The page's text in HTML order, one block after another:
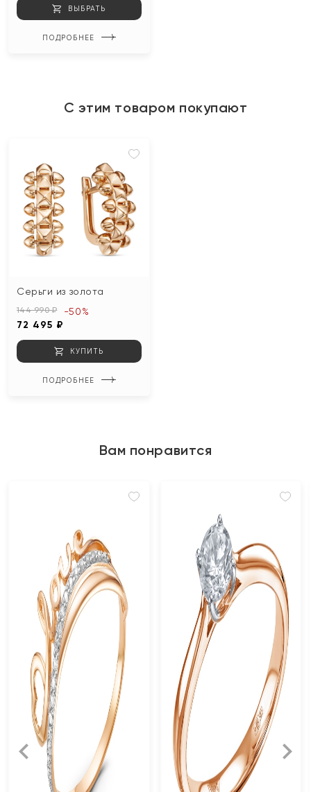
ВЫБРАТЬ
ПОДРОБНЕЕ
С этим товаром покупают
Серьги из золота
144 990 ₽
72 495 ₽
-50%
КУПИТЬ
ПОДРОБНЕЕ
Вам понравится